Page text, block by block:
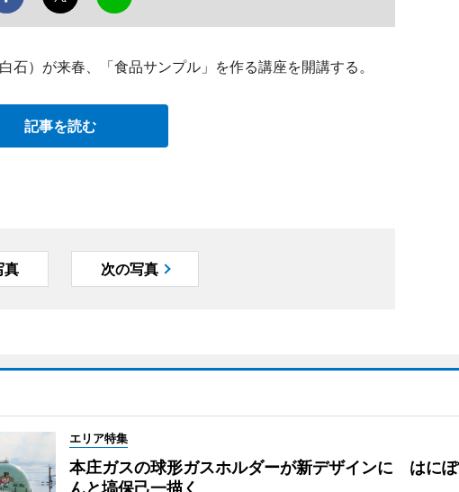
）が来春、「食品サンプル」を作る講座を開講する。
記事を読む
真 次の写真
エリア特集
本庄ガスの球形ガスホルダーが新デザインに はにぽ
んと塙保己一描く